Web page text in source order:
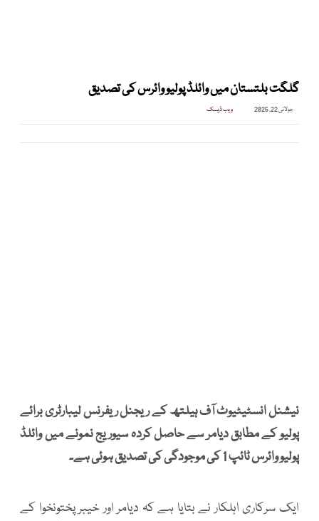
گلگت بلتستان میں وائلڈ پولیو وائرس کی تصدیق
جولائی 22, 2025 ویب ڈیسک
نیشنل انسٹیٹیوٹ آف ہیلتھ کے ریجنل ریفرنس لیبارٹری برائے
پولیو کے مطابق دیامر سے حاصل کردہ سیوریج نمونے میں وائلڈ
پولیو وائرس ٹائپ 1 کی موجودگی کی تصدیق ہوئی ہے۔
ایک سرکاری اہلکار نے بتایا ہے کہ دیامر اور خیبر پختونخوا کے